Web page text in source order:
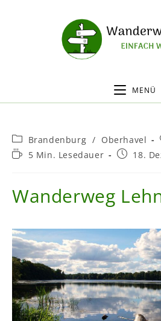
MENÜ
Brandenburg / Oberhavel
5 Min. Lesedauer
18.
Wanderweg